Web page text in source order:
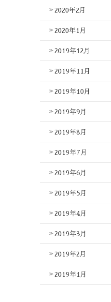
2020年2月
2020年1月
2019年12月
2019年11月
2019年10月
2019年9月
2019年8月
2019年7月
2019年6月
2019年5月
2019年4月
2019年3月
2019年2月
2019年1月